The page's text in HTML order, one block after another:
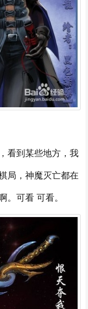
看到某些地方，我
局，神魔灭亡都在
。可看 可看。